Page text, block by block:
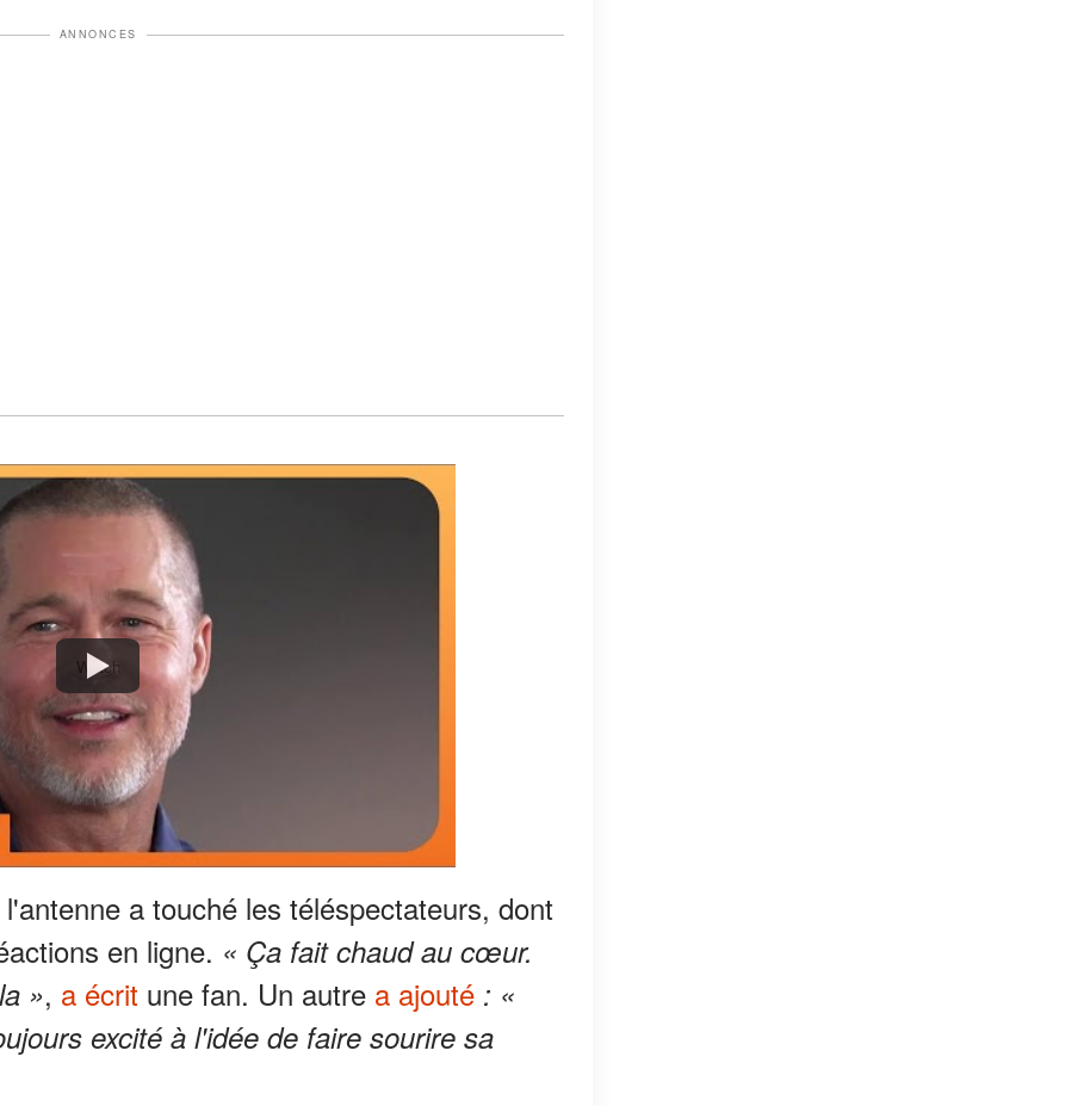
ANNONCES
Watch
a touché les téléspectateurs, dont
en ligne. « Ça fait chaud au cœur.
», a écrit une fan. Un autre a ajouté : «
excité à l'idée de faire sourire sa